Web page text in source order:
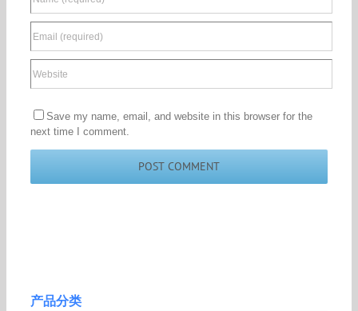
Leave A Comment